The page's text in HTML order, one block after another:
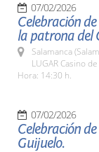
07/02/2026
Celebración
la patrona del
Salamanca
LUGAR Casino
Hora: 14:30 h.
07/02/2026
Celebración
Guijuelo.